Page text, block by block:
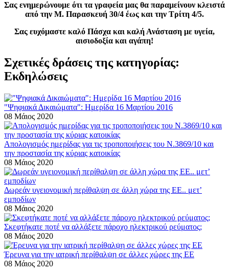
Σας ενημερώνουμε ότι τα γραφεία μας θα παραμείνουν κλειστά
από την Μ. Παρασκευή 30/4 έως και την Τρίτη 4/5.
Σας ευχόμαστε καλό Πάσχα και καλή Ανάσταση με υγεία,
αισιοδοξία και αγάπη!
Σχετικές δράσεις της κατηγορίας:
Εκδηλώσεις
"Ψηφιακά Δικαιώματα": Ημερίδα 16 Μαρτίου 2016
08 Μάιος 2020
Απολογισμός ημερίδας για τις τροποποιήσεις του Ν.3869/10 και
την προστασία της κύριας κατοικίας
08 Μάιος 2020
Δωρεάν υγειονομική περίθαλψη σε άλλη χώρα της ΕΕ.. μετ’
εμποδίων
08 Μάιος 2020
Σκεφτήκατε ποτέ να αλλάξετε πάροχο ηλεκτρικού ρεύματος;
08 Μάιος 2020
Έρευνα για την ιατρική περίθαλψη σε άλλες χώρες της ΕΕ
08 Μάιος 2020